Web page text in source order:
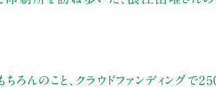
んのこと、クラウドファンディングで